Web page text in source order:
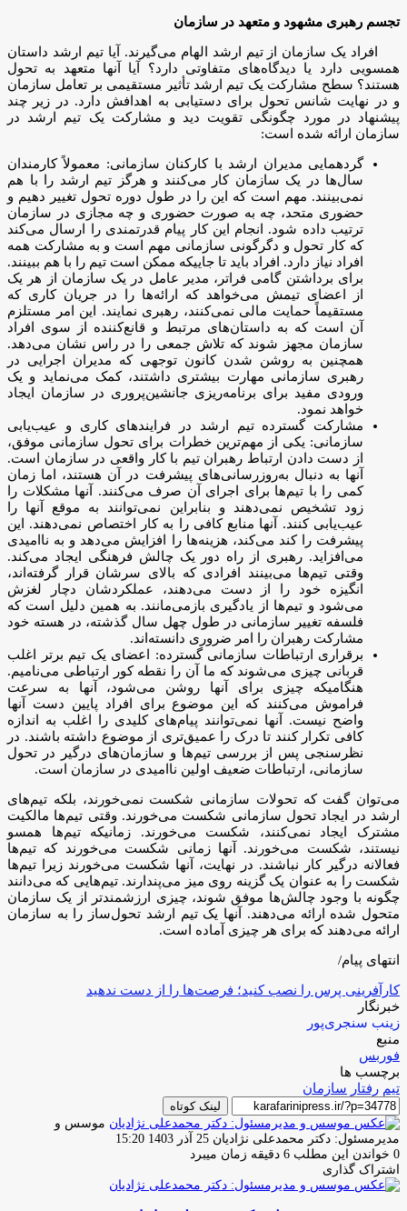
تجسم رهبری مشهود و متعهد در سازمان
افراد یک سازمان از تیم ارشد الهام می‌گیرند. آیا تیم ارشد داستان
همسویی دارد یا دیدگاه‌های متفاوتی دارد؟ آیا آنها متعهد به تحول
هستند؟ سطح مشارکت یک تیم ارشد تأثیر مستقیمی بر تعامل سازمان
و در نهایت شانس تحول برای دستیابی به اهدافش دارد. در زیر چند
پیشنهاد در مورد چگونگی تقویت دید و مشارکت یک تیم ارشد در
سازمان ارائه شده است:
گردهمایی مدیران ارشد با کارکنان سازمانی: معمولاً کارمندان
سال‌ها در یک سازمان کار می‌کنند و هرگز تیم ارشد را با هم
نمی‌بینند. مهم است که این را در طول دوره تحول تغییر دهیم و
حضوری متحد، چه به صورت حضوری و چه مجازی در سازمان
ترتیب داده شود. انجام این کار پیام قدرتمندی را ارسال می‌کند
که کار تحول و دگرگونی سازمانی مهم است و به مشارکت همه
افراد نیاز دارد. افراد باید تا جاییکه ممکن است تیم را با هم ببینند.
برای برداشتن گامی فراتر، مدیر عامل در یک سازمان از هر یک
از اعضای تیمش می‌خواهد که ارائه‌ها را در جریان کاری که
مستقیماً حمایت مالی نمی‌کنند، رهبری نمایند. این امر مستلزم
آن است که به داستان‌های مرتبط و قانع‌کننده از سوی افراد
سازمان مجهز شوند که تلاش جمعی را در راس نشان می‌دهد.
همچنین به روشن شدن کانون توجهی که مدیران اجرایی در
رهبری سازمانی مهارت بیشتری داشتند، کمک می‌نماید و یک
ورودی مفید برای برنامه‌ریزی جانشین‌پروری در سازمان ایجاد
خواهد نمود.
مشارکت گسترده تیم ارشد در فرایندهای کاری و عیب‌یابی
سازمانی: یکی از مهم‌ترین خطرات برای تحول سازمانی موفق،
از دست دادن ارتباط رهبران تیم با کار واقعی در سازمان است.
آنها به دنبال به‌روزرسانی‌های پیشرفت در آن هستند، اما زمان
کمی را با تیم‌ها برای اجرای آن صرف می‌کنند. آنها مشکلات را
زود تشخیص نمی‌دهند و بنابراین نمی‌توانند به موقع آنها را
عیب‌یابی کنند. آنها منابع کافی را به کار اختصاص نمی‌دهند. این
پیشرفت را کند می‌کند، هزینه‌ها را افزایش می‌دهد و به ناامیدی
می‌افزاید. رهبری از راه دور یک چالش فرهنگی ایجاد می‌کند.
وقتی تیم‌ها می‌بینند افرادی که بالای سرشان قرار گرفته‌اند،
انگیزه خود را از دست می‌دهند، عملکردشان دچار لغزش
می‌شود و تیم‌ها از یادگیری بازمی‌مانند. به همین دلیل است که
فلسفه تغییر سازمانی در طول چهل سال گذشته، در هسته خود
مشارکت رهبران را امر ضروری دانسته‌اند.
برقراری ارتباطات سازمانی گسترده: اعضای یک تیم برتر اغلب
قربانی چیزی می‌شوند که ما آن را نقطه کور ارتباطی می‌نامیم.
هنگامیکه چیزی برای آنها روشن می‌شود، آنها به سرعت
فراموش می‌کنند که این موضوع برای افراد پایین دست آنها
واضح نیست. آنها نمی‌توانند پیام‌های کلیدی را اغلب به اندازه
کافی تکرار کنند تا درک را عمیق‌تری از موضوع داشته باشند. در
نظرسنجی پس از بررسی تیم‌ها و سازمان‌های درگیر در تحول
سازمانی، ارتباطات ضعیف اولین ناامیدی در سازمان است.
می‌توان گفت که تحولات سازمانی شکست نمی‌خورند، بلکه تیم‌های
ارشد در ایجاد تحول سازمانی شکست می‌خورند. وقتی تیم‌ها مالکیت
مشترک ایجاد نمی‌کنند، شکست می‌خورند. زمانیکه تیم‌ها همسو
نیستند، شکست می‌خورند. آنها زمانی شکست می‌خورند که تیم‌ها
فعالانه درگیر کار نباشند. در نهایت، آنها شکست می‌خورند زیرا تیم‌ها
شکست را به عنوان یک گزینه روی میز می‌پندارند. تیم‌هایی که می‌دانند
چگونه با وجود چالش‌ها موفق شوند، چیزی ارزشمندتر از یک سازمان
متحول شده ارائه می‌دهند. آنها یک تیم ارشد تحول‌ساز را به سازمان
ارائه می‌دهند که برای هر چیزی آماده است.
انتهای پیام/
کارآفرینی پرس را نصب کنید؛ فرصت‌ها را از دست ندهید
خبرنگار
زینب سنجری‌پور
منبع
فوربس
برچسب ها
تیم رفتار سازمان
لینک کوتاه
موسس و
مدیرمسئول: دکتر محمدعلی نژادیان ارسال
ایمیل
25 آذر 1403 15:20
0 خواندن این مطلب 6 دقیقه زمان میبرد
اشتراک گذاری
فیس
توئیتر
لینکدین
واتس
تلگرام
اشتراک
چاپ